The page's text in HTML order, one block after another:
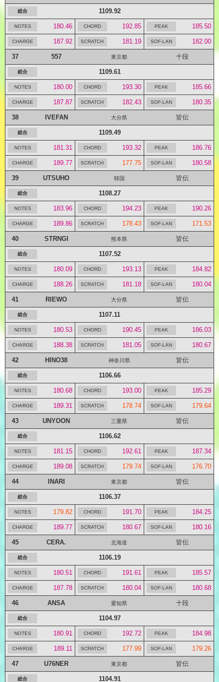
1109.92
180.46 192.85 185.50
187.92 181.19 182.00
37 557 東京都 十段
1109.61
180.00 193.30 185.66
187.87 182.43 180.35
38 IVEFAN 大分県 皆伝
1109.49
181.31 193.32 186.76
189.77 177.75 180.58
39 UTSUHO 韓国 皆伝
1108.27
183.96 194.23 190.26
189.86 178.43 171.53
40 STRNGI 熊本県 皆伝
1107.52
180.09 193.13 184.82
188.26 181.18 180.04
41 RIEWO 大分県 皆伝
1107.11
180.53 190.45 186.03
188.38 181.05 180.67
42 HINO38 神奈川県 皆伝
1106.66
180.68 193.00 185.29
189.31 178.74 179.64
43 UNYOON 三重県 皆伝
1106.62
181.15 192.61 187.34
189.08 179.74 176.70
44 INARI 東京都 皆伝
1106.37
179.82 191.70 184.25
189.77 180.67 180.16
45 CERA. 北海道 皆伝
1106.19
180.51 191.61 185.57
187.78 180.04 180.68
46 ANSA 愛知県 十段
1104.97
180.91 192.72 184.98
189.11 177.99 179.26
47 U76NER 東京都 皆伝
1104.91